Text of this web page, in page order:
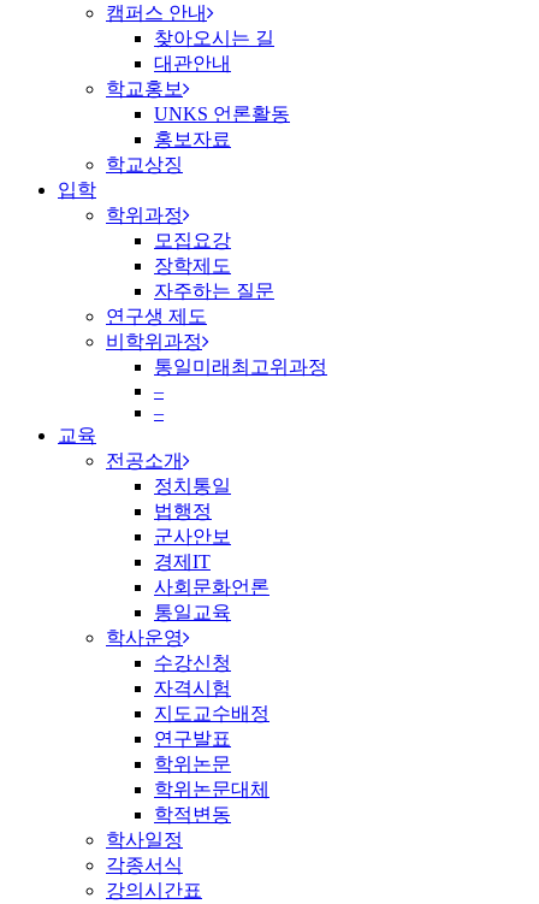
캠퍼스 안내
찾아오시는 길
대관안내
학교홍보
UNKS 언론활동
홍보자료
학교상징
입학
학위과정
모집요강
장학제도
자주하는 질문
연구생 제도
비학위과정
통일미래최고위과정
–
–
교육
전공소개
정치통일
법행정
군사안보
경제IT
사회문화언론
통일교육
학사운영
수강신청
자격시험
지도교수배정
연구발표
학위논문
학위논문대체
학적변동
학사일정
각종서식
강의시간표